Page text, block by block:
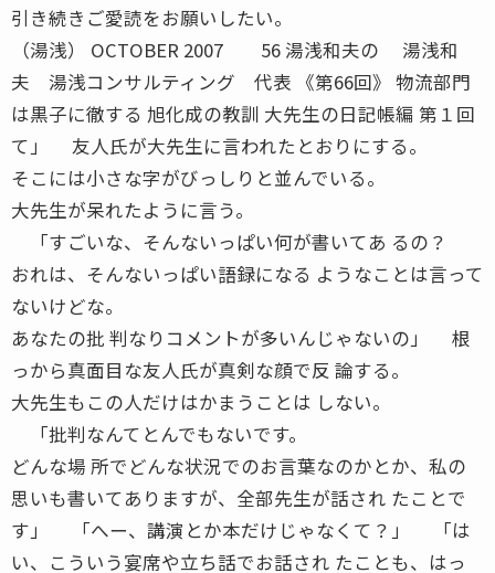
引き続きご愛読をお願いしたい。
（湯浅） OCTOBER 2007 56 湯浅和夫の 湯浅和
夫 湯浅コンサルティング 代表 《第66回》 物流部門
は黒子に徹する 旭化成の教訓 大先生の日記帳編 第１回
て」 友人氏が大先生に言われたとおりにする。
そこには小さな字がびっしりと並んでいる。
大先生が呆れたように言う。
「すごいな、そんないっぱい何が書いてあ るの？
おれは、そんないっぱい語録になる ようなことは言って
ないけどな。
あなたの批 判なりコメントが多いんじゃないの」 根
っから真面目な友人氏が真剣な顔で反 論する。
大先生もこの人だけはかまうことは しない。
「批判なんてとんでもないです。
どんな場 所でどんな状況でのお言葉なのかとか、私の
思いも書いてありますが、全部先生が話され たことで
す」 「へー、講演とか本だけじゃなくて？」 「は
い、こういう宴席や立ち話でお話され たことも、はっ